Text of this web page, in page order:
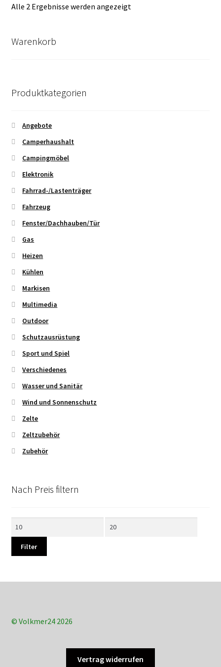
Alle 2 Ergebnisse werden angezeigtNach
Warenkorb
Produktkategorien
Angebote
Camperhaushalt
Campingmöbel
Elektronik
Fahrrad-/Lastenträger
Fahrzeug
Fenster/Dachhauben/Tür
Gas
Heizen
Kühlen
Markisen
Multimedia
Outdoor
Schutzausrüstung
Sport und Spiel
Verschiedenes
Wasser und Sanitär
Wind und Sonnenschutz
Zelte
Zeltzubehör
Zubehör
Nach Preis filtern
Filter
© Volkmer24 2026
Vertrag widerrufen